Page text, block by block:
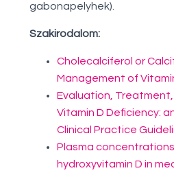
gabonapelyhek).
Szakirodalom:
Cholecalciferol or
Management of
Evaluation,
Vitamin D Deficiency:
Clinical Practice
Plasma
hydroxyvitamin D in